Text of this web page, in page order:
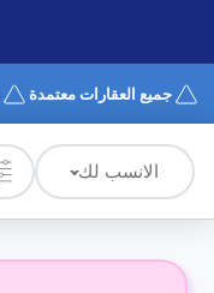
كيف
تعمل؟
الأسئلة
الشائعة
جميع العقارات معتمدة
الانسب لك